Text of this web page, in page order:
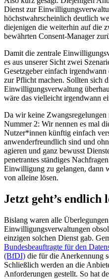
Dienst zur
höchstwahrscheinlich deutlich
diejenigen die weiterhin auf die
bewährten Consent-Manager
Damit die zentrale
es aus unserer Sicht zwei
Gesetzgeber einfach
zur Pflicht machen. Sollten sich
Einwilligungsverwaltung
wäre das vielleicht irgendwann
Da wir keine
Nummer 2: Wir nennen es mal
Nutzer*innen künftig einfach
anwenderfreundlich sind und
agieren und ganz bewusst
penetrantes ständiges
Einwilligung zu gelangen, dann
von alleine lösen.
Jetzt geht’s endlich
Bislang waren alle
Einwilligungsverwaltungen
einzigen solchen Dienst gab.
Bundesbeauftragte für den
(BfDI) die für die Anerkennung
Schließlich werden an die
Anforderungen gestellt. So hat